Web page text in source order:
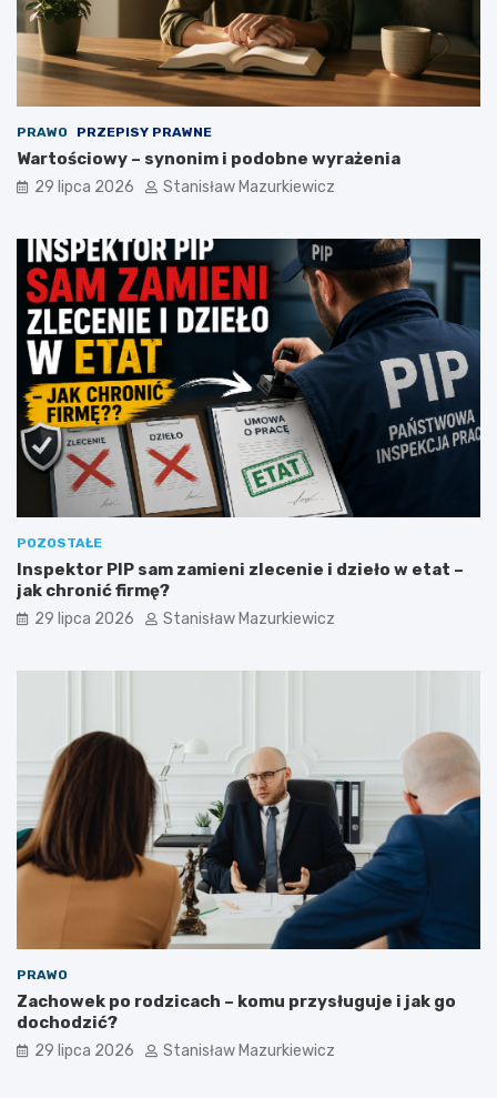
PRAWO PRZEPISY PRAWNE
Wartościowy – synonim i podobne wyrażenia
29 lipca 2026 Stanisław Mazurkiewicz
POZOSTAŁE
Inspektor PIP sam zamieni zlecenie i dzieło w etat –
jak chronić firmę?
29 lipca 2026 Stanisław Mazurkiewicz
PRAWO
Zachowek po rodzicach – komu przysługuje i jak go
dochodzić?
29 lipca 2026 Stanisław Mazurkiewicz